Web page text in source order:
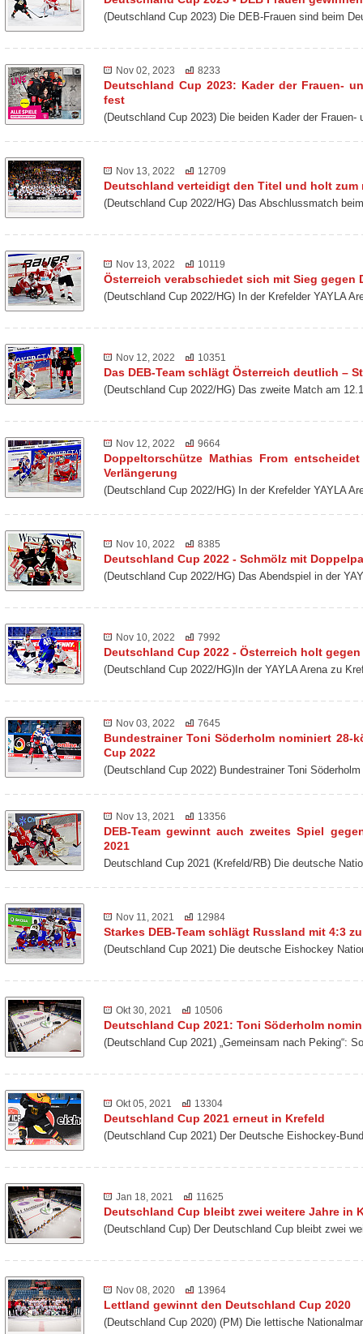
(Deutschland Cup 2023) Die DEB-Frauen sind beim
Nov 02, 2023 8233
Deutschland Cup 2023: Kader der Frauen-
fest
(Deutschland Cup 2023) Die beiden Kader der
Nov 13, 2022 12709
Deutschland verteidigt den Titel und holt
(Deutschland Cup 2022/HG) Das Abschlussmatch
Nov 13, 2022 10119
Österreich verabschiedet sich mit Sieg gegen
(Deutschland Cup 2022/HG) In der Krefelder YAYLA
Nov 12, 2022 10351
Das DEB-Team schlägt Österreich deutlich –
(Deutschland Cup 2022/HG) Das zweite Match am
Nov 12, 2022 9664
Doppeltorschütze Mathias From
Verlängerung
(Deutschland Cup 2022/HG) In der Krefelder YAYLA
Nov 10, 2022 8385
Deutschland Cup 2022 - Schmölz mit
(Deutschland Cup 2022/HG) Das Abendspiel in der
Nov 10, 2022 7992
Deutschland Cup 2022 - Österreich holt
(Deutschland Cup 2022/HG)In der YAYLA Arena zu
Nov 03, 2022 7645
Bundestrainer Toni Söderholm nominiert
Cup 2022
(Deutschland Cup 2022) Bundestrainer Toni
Nov 13, 2021 13356
DEB-Team gewinnt auch zweites Spiel
2021
Deutschland Cup 2021 (Krefeld/RB) Die deutsche
Nov 11, 2021 12984
Starkes DEB-Team schlägt Russland mit 4:3
(Deutschland Cup 2021) Die deutsche Eishockey
Okt 30, 2021 10506
Deutschland Cup 2021: Toni Söderholm
(Deutschland Cup 2021) „Gemeinsam nach Peking“:
Okt 05, 2021 13304
Deutschland Cup 2021 erneut in Krefeld
(Deutschland Cup 2021) Der Deutsche Eishockey-
Jan 18, 2021 11625
Deutschland Cup bleibt zwei weitere Jahre in
(Deutschland Cup) Der Deutschland Cup bleibt zwei
Nov 08, 2020 13964
Lettland gewinnt den Deutschland Cup 2020
(Deutschland Cup 2020) (PM) Die lettische